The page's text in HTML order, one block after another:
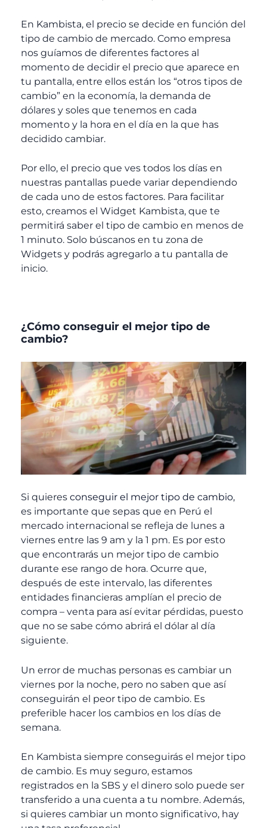
En Kambista, el precio se decide en función del
tipo de cambio de mercado. Como empresa
nos guíamos de diferentes factores al
momento de decidir el precio que aparece en
tu pantalla, entre ellos están los “otros tipos de
cambio” en la economía, la demanda de
dólares y soles que tenemos en cada
momento y la hora en el día en la que has
decidido cambiar.
Por ello, el precio que ves todos los días en
nuestras pantallas puede variar dependiendo
de cada uno de estos factores. Para facilitar
esto, creamos el Widget Kambista, que te
permitirá saber el tipo de cambio en menos de
1 minuto. Solo búscanos en tu zona de
Widgets y podrás agregarlo a tu pantalla de
inicio.
¿Cómo conseguir el mejor tipo de
cambio?
Si quieres conseguir el mejor tipo de cambio,
es importante que sepas que en Perú el
mercado internacional se refleja de lunes a
viernes entre las 9 am y la 1 pm. Es por esto
que encontrarás un mejor tipo de cambio
durante ese rango de hora. Ocurre que,
después de este intervalo, las diferentes
entidades financieras amplían el precio de
compra – venta para así evitar pérdidas, puesto
que no se sabe cómo abrirá el dólar al día
siguiente.
Un error de muchas personas es cambiar un
viernes por la noche, pero no saben que así
conseguirán el peor tipo de cambio. Es
preferible hacer los cambios en los días de
semana.
En Kambista siempre conseguirás el mejor tipo
de cambio. Es muy seguro, estamos
registrados en la SBS y el dinero solo puede ser
transferido a una cuenta a tu nombre. Además,
si quieres cambiar un monto significativo, hay